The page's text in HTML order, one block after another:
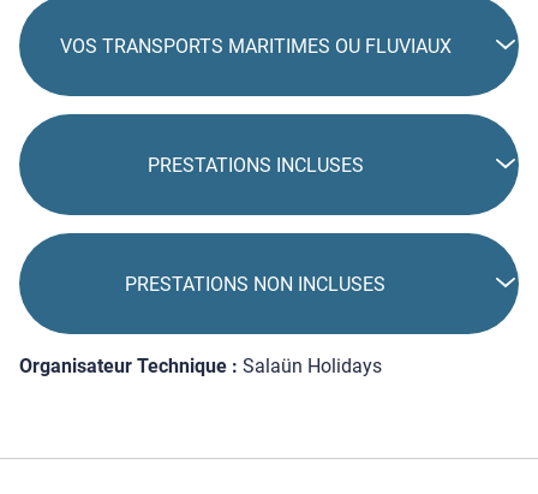
VOS TRANSPORTS MARITIMES OU FLUVIAUX
PRESTATIONS INCLUSES
PRESTATIONS NON INCLUSES
Organisateur Technique : Salaün Holidays